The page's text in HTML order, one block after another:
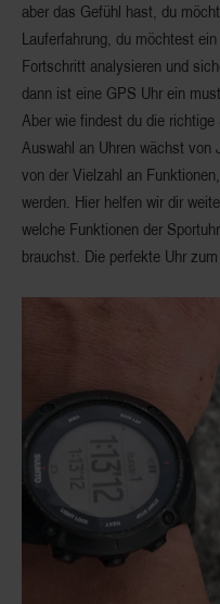
aber das Gefühl hast, du
Lauferfahrung, du möchtest
Fortschritt analysieren und
dann ist eine GPS Uhr ein
Aber wie findest du die richtige
Auswahl an Uhren wächst von
von der Vielzahl an
werden. Hier helfen wir dir
welche Funktionen der
brauchst. Die perfekte Uhr